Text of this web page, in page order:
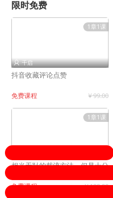
限时免费
1章1课
 千启
抖音收藏评论点赞
免费课程 ¥ 99.00
1章1课
相当无耻的截流方法，但是十分
免费课程 ¥ 199.00